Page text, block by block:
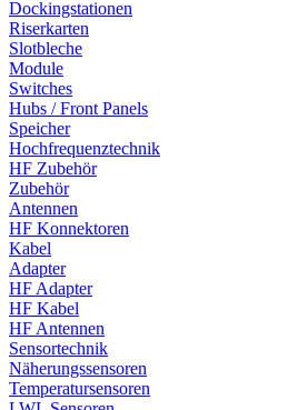
Dockingstationen
Riserkarten
Slotbleche
Module
Switches
Hubs / Front Panels
Speicher
Hochfrequenztechnik
HF Zubehör
Zubehör
Antennen
HF Konnektoren
Kabel
Adapter
HF Adapter
HF Kabel
HF Antennen
Sensortechnik
Näherungssensoren
Temperatursensoren